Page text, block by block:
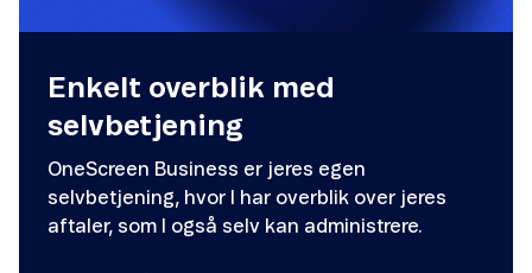
Enkelt overblik med
selvbetjening
OneScreen Business er jeres egen
selvbetjening, hvor I har overblik over jeres
aftaler, som I også selv kan administrere.